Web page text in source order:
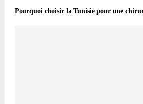
Pourquoi choisir la Tunisie pour une